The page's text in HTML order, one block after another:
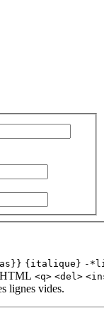
{italique} -
HTML <q> <del>
lignes vides.